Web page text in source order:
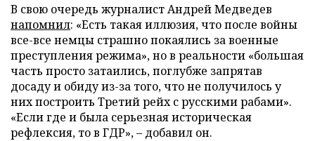
В свою очередь журналист Андрей Медведев
напомнил: «Есть такая иллюзия, что после войны
все-все немцы страшно покаялись за военные
преступления режима», но в реальности «большая
часть просто затаились, поглубже запрятав
досаду и обиду из-за того, что не получилось у
них построить Третий рейх с русскими рабами».
«Если где и была серьезная историческая
рефлексия, то в ГДР», – добавил он.